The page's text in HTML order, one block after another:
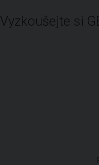
Vyzkoušejte si